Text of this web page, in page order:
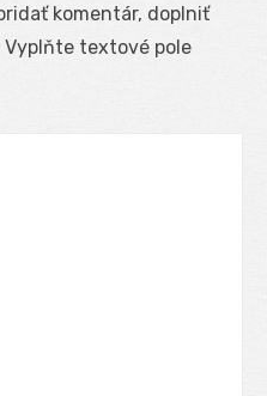
komentár, doplniť
textové pole